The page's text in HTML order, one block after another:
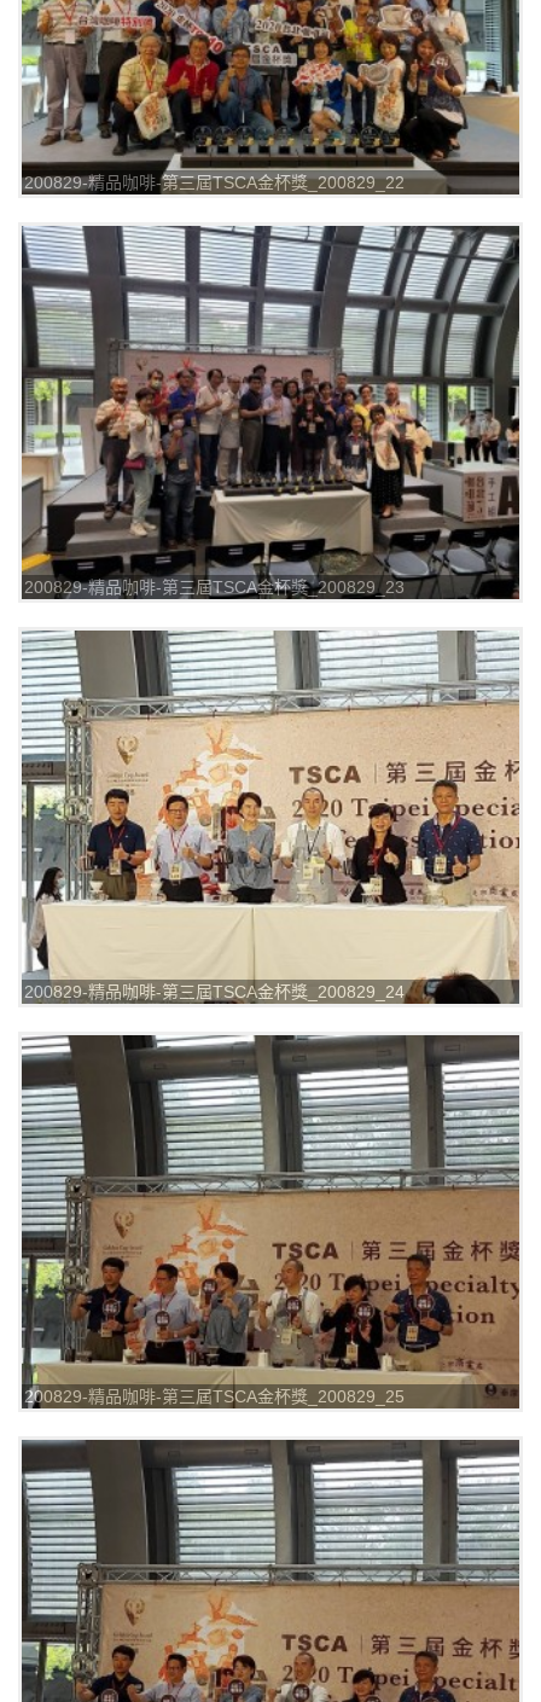
200829-精品咖啡-第三屆TSCA金杯獎_200829_22
200829-精品咖啡-第三屆TSCA金杯獎_200829_23
200829-精品咖啡-第三屆TSCA金杯獎_200829_24
200829-精品咖啡-第三屆TSCA金杯獎_200829_25